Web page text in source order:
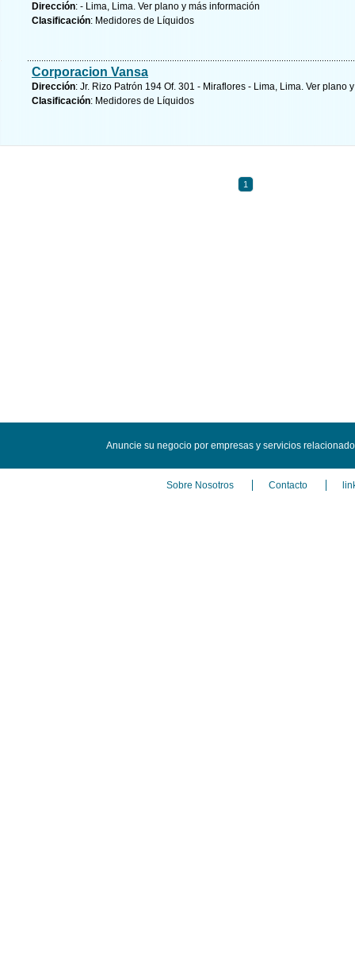
Dirección: - Lima, Lima. Ver plano y más información
Clasificación: Medidores de Líquidos
Corporacion Vansa
Dirección: Jr. Rizo Patrón 194 Of. 301 - Miraflores - Lima, Lima. Ver plano y
Clasificación: Medidores de Líquidos
1
Anuncie su negocio por empresas y servicios
Sobre Nosotros Contacto